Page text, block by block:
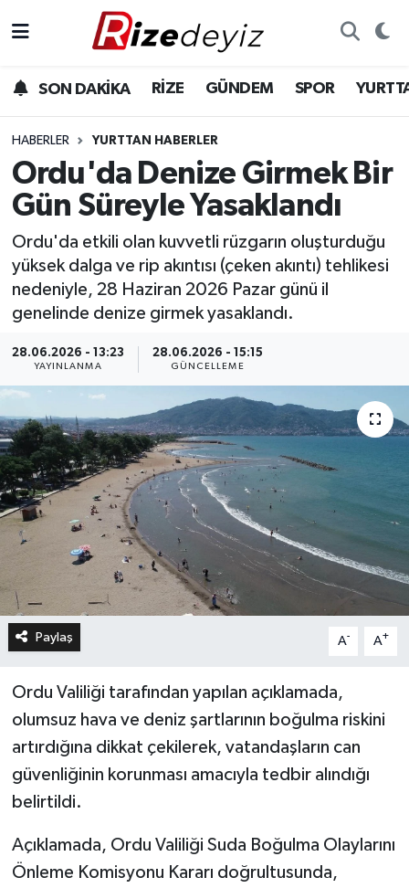
SON DAKİKA RİZE GÜNDEM SPOR
HABERLER YURTTAN HABERLER
Ordu'da Denize Girmek Bir
Gün Süreyle Yasaklandı
Ordu'da etkili olan kuvvetli rüzgarın oluşturduğu
yüksek dalga ve rip akıntısı (çeken akıntı) tehlikesi
nedeniyle, 28 Haziran 2026 Pazar günü il
genelinde denize girmek yasaklandı.
28.06.2026 - 13:23
YAYINLANMA
28.06.2026 - 15:15
GÜNCELLEME
Paylaş A- A+
Ordu Valiliği tarafından yapılan açıklamada,
olumsuz hava ve deniz şartlarının boğulma riskini
artırdığına dikkat çekilerek, vatandaşların can
güvenliğinin korunması amacıyla tedbir alındığı
belirtildi.
Açıklamada, Ordu Valiliği Suda Boğulma Olaylarını
Önleme Komisyonu Kararı doğrultusunda,
Gündem
Yurttan Haberler
Ekonomi
Teknoloji
Sağlık
Rize Hava Durumu
Rize Trafik Yoğunluk Haritası
Süper Lig Puan Durumu ve Fikstür
Tüm Manşetler
Son Dakika Haberleri
Haber Arşivi